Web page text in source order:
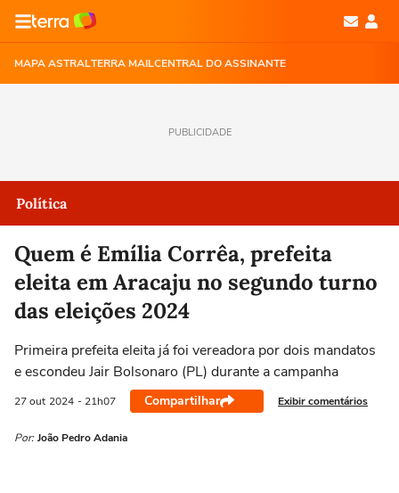
MAPA ASTRALTERRA MAILCENTRAL DO ASSINANTE
PUBLICIDADE
Política
Quem é Emília Corrêa, prefeita
eleita em Aracaju no segundo turno
das eleições 2024
Primeira prefeita eleita já foi vereadora por dois mandatos
e escondeu Jair Bolsonaro (PL) durante a campanha
27 out 2024 - 21h07 Compartilhar Exibir comentários
Por: João Pedro Adania